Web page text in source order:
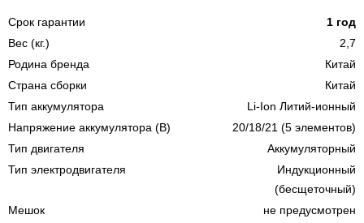
Срок гарантии
1 год
Вес (кг.)
2,7
Родина бренда
Китай
Страна сборки
Китай
Тип аккумулятора
Li-Ion Литий-ионный
Напряжение аккумулятора (В)
20/18/21 (5 элементов)
Тип двигателя
Аккумуляторный
Тип электродвигателя
Индукционный
(бесщеточный)
Мешок
не предусмотрен